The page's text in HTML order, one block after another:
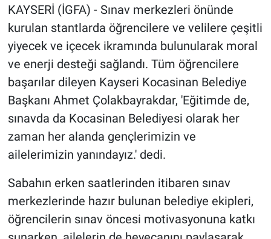
KAYSERİ (İGFA) - Sınav merkezleri önünde
kurulan stantlarda öğrencilere ve velilere çeşitli
yiyecek ve içecek ikramında bulunularak moral
ve enerji desteği sağlandı. Tüm öğrencilere
başarılar dileyen Kayseri Kocasinan Belediye
Başkanı Ahmet Çolakbayrakdar, 'Eğitimde de,
sınavda da Kocasinan Belediyesi olarak her
zaman her alanda gençlerimizin ve
ailelerimizin yanındayız.' dedi.
Sabahın erken saatlerinden itibaren sınav
merkezlerinde hazır bulunan belediye ekipleri,
öğrencilerin sınav öncesi motivasyonuna katkı